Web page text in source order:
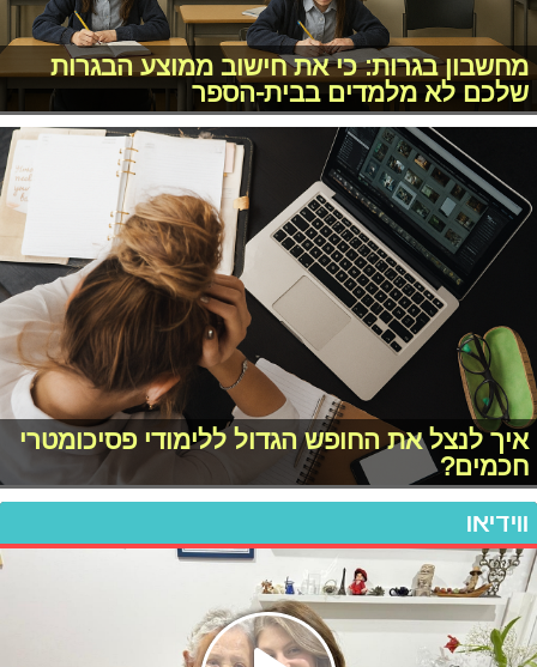
מחשבון בגרות: כי את חישוב ממוצע הבגרות
שלכם לא מלמדים בבית-הספר
איך לנצל את החופש הגדול ללימודי פסיכומטרי
חכמים?
ווידיאו